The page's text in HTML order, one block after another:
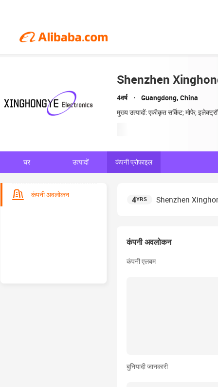
Shenzhen
4वर्ष Guangdong, China
मुख्य उत्पादों: एकीकृत सर्किट; मोफे;
घर उत्पादों कंपनी प्रोफाइल
कंपनी अवलोकन 4YRS Shenzhen
कंपनी अवलोकन
कंपनी एलबम
बुनियादी जानकारी